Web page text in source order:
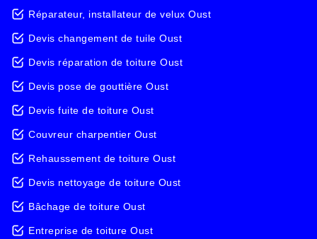
Réparateur, installateur de velux Oust
Devis changement de tuile Oust
Devis réparation de toiture Oust
Devis pose de gouttière Oust
Devis fuite de toiture Oust
Couvreur charpentier Oust
Rehaussement de toiture Oust
Devis nettoyage de toiture Oust
Bâchage de toiture Oust
Entreprise de toiture Oust